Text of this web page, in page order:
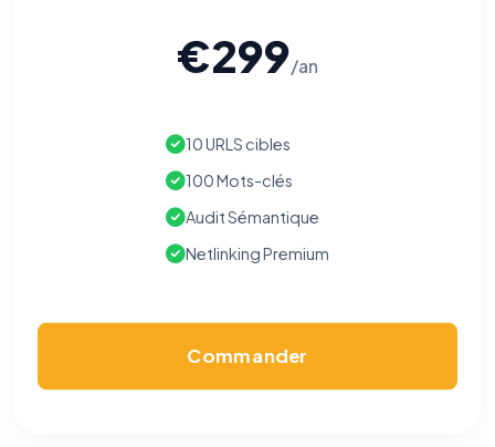
€299/an
10 URLS cibles
100 Mots-clés
Audit Sémantique
Netlinking Premium
Commander